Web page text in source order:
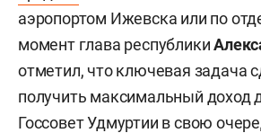
аэропортом Ижевска или по
момент глава республики
отметил, что ключевая задача
получить максимальный доход
Госсовет Удмуртии в свою